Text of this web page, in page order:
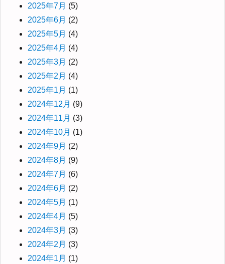
2025年7月 (5)
2025年6月 (2)
2025年5月 (4)
2025年4月 (4)
2025年3月 (2)
2025年2月 (4)
2025年1月 (1)
2024年12月 (9)
2024年11月 (3)
2024年10月 (1)
2024年9月 (2)
2024年8月 (9)
2024年7月 (6)
2024年6月 (2)
2024年5月 (1)
2024年4月 (5)
2024年3月 (3)
2024年2月 (3)
2024年1月 (1)